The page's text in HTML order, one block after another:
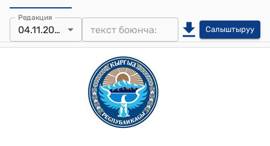
Редакция
04.11.2019 Салыштыруу